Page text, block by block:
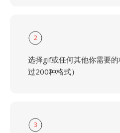
2
选择gif或任何其他你需要
过200种格式）
3